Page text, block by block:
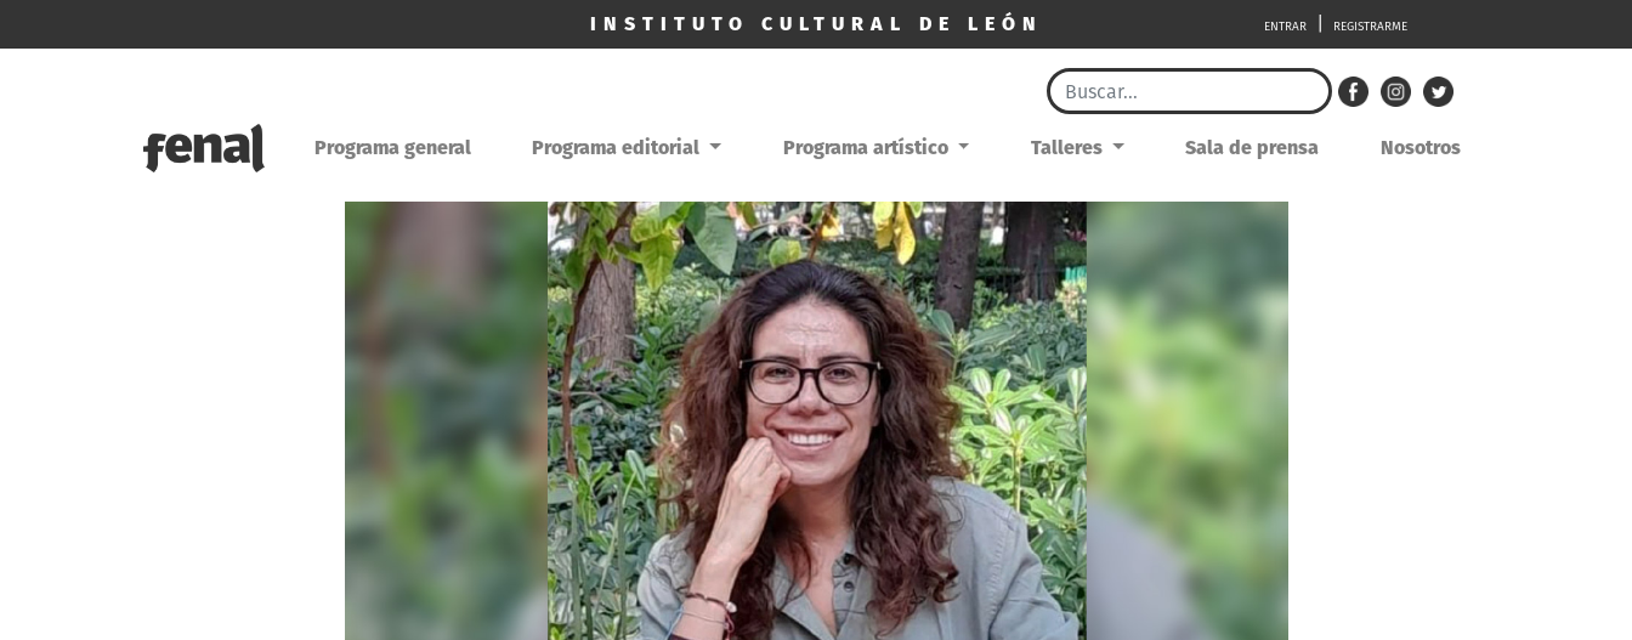
INSTITUTO CULTURAL DE LEÓN ENTRAR REGISTRARME
Programa general Programa editorial Programa artístico Talleres Sala de prensa Nosotros